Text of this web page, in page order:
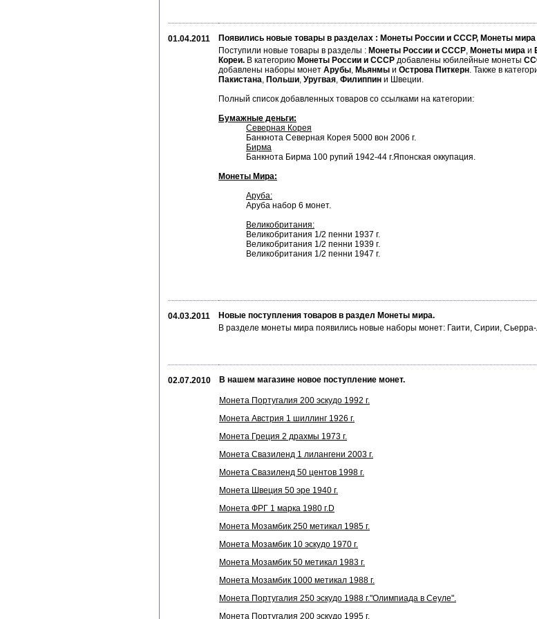
01.04.2011
Появились новые товары в разделах : Монеты России и СССР, Монеты
Поступили новые товары в разделы : Монеты России и СССР, Монеты мира и
Кореи. В категорию Монеты России и СССР добавлены юбилейные монеты
добавлены наборы монет Арубы, Мьянмы и Острова Питкерн. Также в
Пакистана, Польши, Уругвая, Филиппин и Швеции.
Полный список добавленных товаров со ссылками на категории:
Бумажные деньги:
Северная Корея
Банкнота Северная Корея 5000 вон 2006 г.
Бирма
Банкнота Бирма 100 рупий 1942-44 г.Японская оккупация.
Монеты Мира:
Аруба:
Аруба набор 6 монет.
Великобритания:
Великобритания 1/2 пенни 1937 г.
Великобритания 1/2 пенни 1939 г.
Великобритания 1/2 пенни 1947 г.
04.03.2011
Новые поступления товаров в раздел Монеты мира.
В разделе монеты мира появились новые наборы монет: Гаити, Сирии,
02.07.2010 В нашем магазине новое поступление монет.
Монета Португалия 200 эскудо 1992 г.
Монета Австрия 1 шиллинг 1926 г.
Монета Греция 2 драхмы 1973 г.
Монета Свазиленд 1 лилангени 2003 г.
Монета Свазиленд 50 центов 1998 г.
Монета Швеция 50 эре 1940 г.
Монета ФРГ 1 марка 1980 г.D
Монета Мозамбик 250 метикал 1985 г.
Монета Мозамбик 10 эскудо 1970 г.
Монета Мозамбик 50 метикал 1983 г.
Монета Мозамбик 1000 метикал 1988 г.
Монета Португалия 250 эскудо 1988 г."Олимпиада в Сеуле".
Монета Португалия 200 эскудо 1995 г.